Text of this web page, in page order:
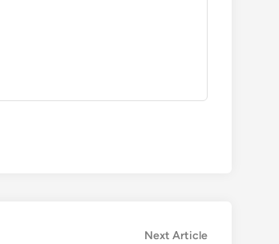
Next ArticleNext